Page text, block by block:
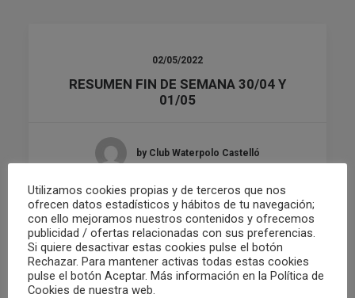
02/05/2022
RESUMEN FIN DE SEMANA 30/04 Y
01/05
by Club Waterpolo Castelló
Utilizamos cookies propias y de terceros que nos
ofrecen datos estadísticos y hábitos de tu navegación;
con ello mejoramos nuestros contenidos y ofrecemos
publicidad / ofertas relacionadas con sus preferencias.
Si quiere desactivar estas cookies pulse el botón
Rechazar. Para mantener activas todas estas cookies
pulse el botón Aceptar. Más información en la Política de
Cookies de nuestra web.